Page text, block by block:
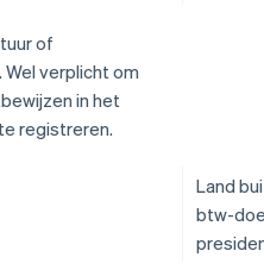
of
verplicht om
in het
registreren.
Land
btw-